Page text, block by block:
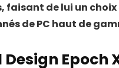
, faisant de lui un choix
de PC haut de
Epoch